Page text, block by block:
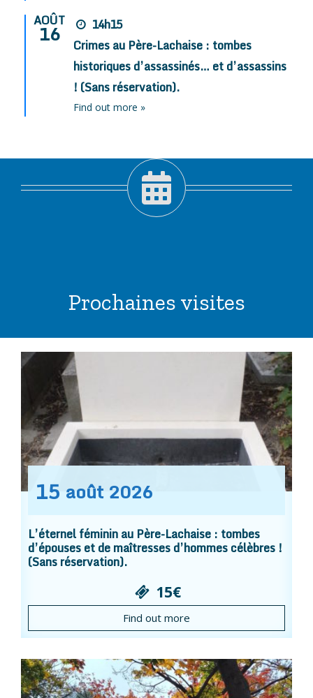
AOÛT
16
14h15
Crimes au Père-Lachaise : tombes
historiques d’assassinés… et d’assassins
! (Sans réservation).
Find out more »
Prochaines visites
15 août 2026
L’éternel féminin au Père-Lachaise : tombes
d’épouses et de maîtresses d’hommes célèbres !
(Sans réservation).
15€
Find out more